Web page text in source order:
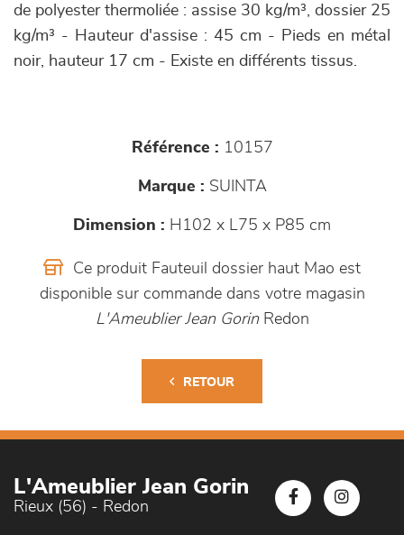
de polyester thermoliée : assise 30 kg/m³, dossier 25
kg/m³ - Hauteur d'assise : 45 cm - Pieds en métal
noir, hauteur 17 cm - Existe en différents tissus.
Référence : 10157
Marque : SUINTA
Dimension : H102 x L75 x P85 cm
Ce produit Fauteuil dossier haut Mao est
disponible sur commande dans votre magasin
L'Ameublier Jean GorinRedon
RETOUR
L'Ameublier Jean Gorin
Rieux (56) - Redon